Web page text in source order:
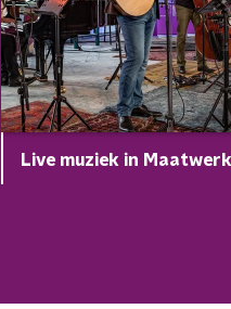
Live muziek in Maatwerk